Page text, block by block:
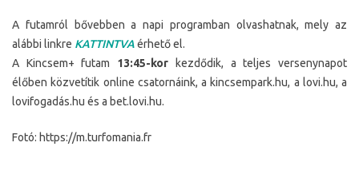
A futamról bővebben a napi programban olvashatnak, mely az
alábbi linkre KATTINTVAérhető el.
A Kincsem+ futam 13:45-kor
kezdődik, a teljes versenynapot
élőben közvetítik online csatornáink, a kincsempark.hu, a lovi.hu, a
lovifogadás.hu és a bet.lovi.hu.
Fotó: https://m.turfomania.fr